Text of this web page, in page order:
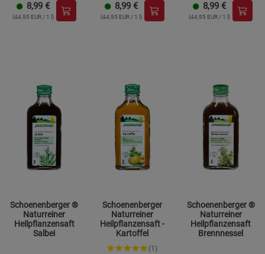
8,99 €
(44,95 EUR / 1 l)
8,99 €
(44,95 EUR / 1 l)
8,99 €
(44,95 EUR / 1 l)
Schoenenberger ®
Naturreiner
Heilpflanzensaft
Salbei
Schoenenberger
Naturreiner
Heilpflanzensaft -
Kartoffel
(1)
Schoenenberger ®
Naturreiner
Heilpflanzensaft
Brennnessel